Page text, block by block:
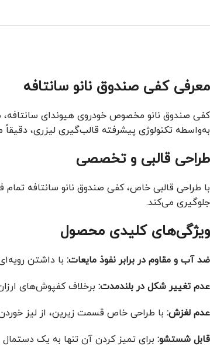
معرفی کفی صندوق نانو سانتافه
کفی صندوق نانو مخصوص خودروی هیوندای
به‌واسطه تکنولوژی پیشرفته قالب‌گیری لیزری،
طراحی قالبی و تخصصی
با طراحی قالبی خاص، کفی صندوق نانو سانتافه
جلوگیری می‌کند.
ویژگی‌های کلیدی محصول
ضد آب و مقاوم در برابر نفوذ مایعات: با داشتن
عدم تغییر شکل در بلندمدت: برخلاف کفپوش‌های
عدم لغزش: با طراحی خاص قسمت زیرین، از لیز
قابل شستشو: برای تمیز کردن آن تنها به یک